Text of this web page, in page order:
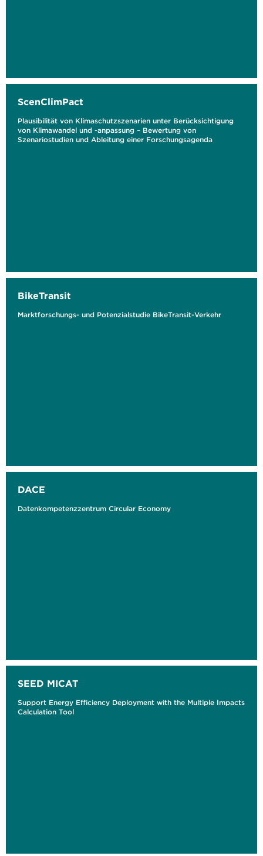
ScenClimPact
Plausibilität von Klimaschutzszenarien unter Berücksichtigung
von Klimawandel und -anpassung – Bewertung von
Szenariostudien und Ableitung einer Forschungsagenda
BikeTransit
Marktforschungs- und Potenzialstudie BikeTransit-Verkehr
DACE
Datenkompetenzzentrum Circular Economy
SEED MICAT
Support Energy Efficiency Deployment with the Multiple Impacts
Calculation Tool